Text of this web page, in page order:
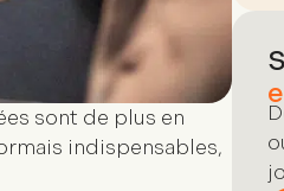
sont de plus en
indispensables,